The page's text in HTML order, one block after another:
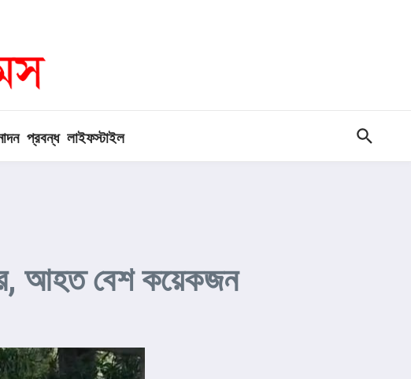
প্রবন্ধ লাইফস্টাইল
আহত বেশ কয়েকজন